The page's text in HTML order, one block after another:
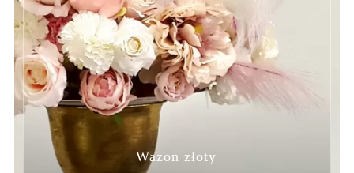
Wazon złoty